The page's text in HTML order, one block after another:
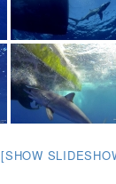
[SHOW